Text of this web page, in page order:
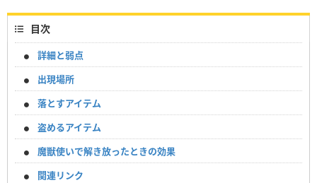
目次
詳細と弱点
出現場所
落とすアイテム
盗めるアイテム
魔獣使いで解き放ったときの効果
関連リンク